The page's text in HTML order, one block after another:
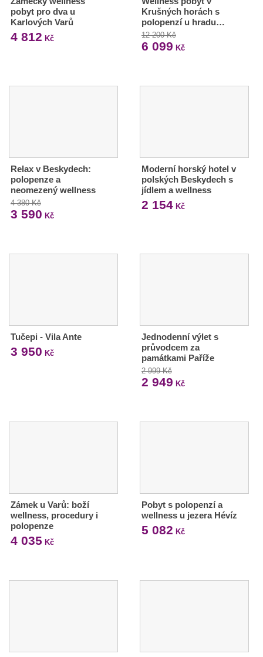
pobyt pro dva u
Karlových Varů
4 812 Kč
Krušných horách s
polopenzí u hradu…
12 200 Kč
6 099 Kč
Relax v Beskydech:
polopenze a
neomezený wellness
4 380 Kč
3 590 Kč
Moderní horský hotel v
polských Beskydech s
jídlem a wellness
2 154Kč
Tučepi - Vila Ante
3 950 Kč
Jednodenní výlet s
průvodcem za
památkami Paříže
2 999 Kč
2 949 Kč
Zámek u Varů: boží
wellness, procedury i
polopenze
4 035 Kč
Pobyt s polopenzí a
wellness u jezera Hévíz
5 082 Kč